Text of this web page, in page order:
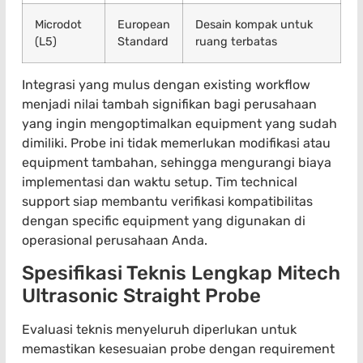
Microdot
(L5)
European
Standard
Desain kompak untuk
ruang terbatas
Integrasi yang mulus dengan existing workflow
menjadi nilai tambah signifikan bagi perusahaan
yang ingin mengoptimalkan equipment yang sudah
dimiliki. Probe ini tidak memerlukan modifikasi atau
equipment tambahan, sehingga mengurangi biaya
implementasi dan waktu setup. Tim technical
support siap membantu verifikasi kompatibilitas
dengan specific equipment yang digunakan di
operasional perusahaan Anda.
Spesifikasi Teknis Lengkap Mitech
Ultrasonic Straight Probe
Evaluasi teknis menyeluruh diperlukan untuk
memastikan kesesuaian probe dengan requirement